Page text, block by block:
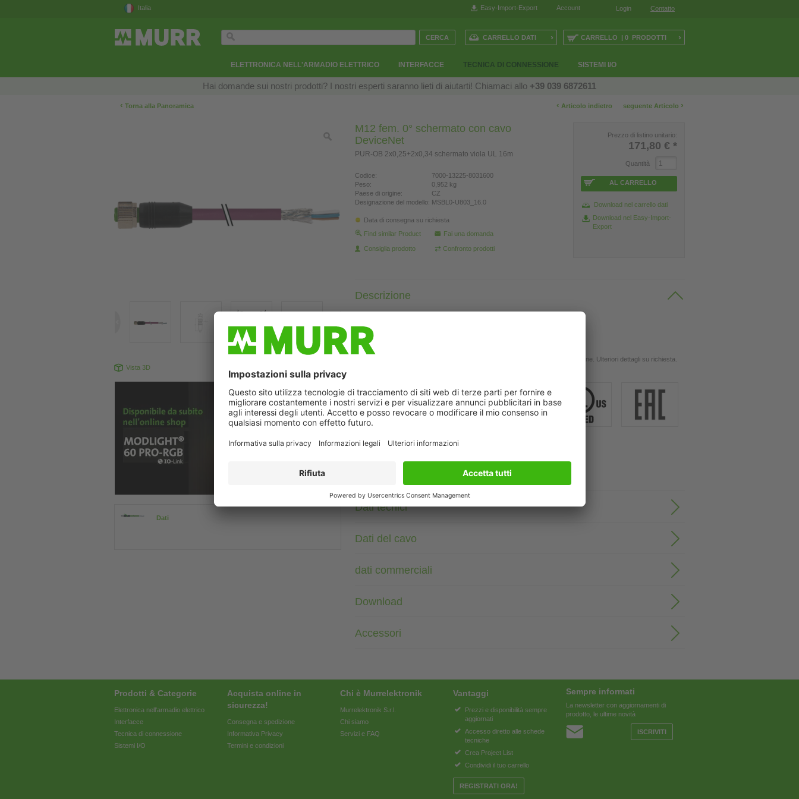
Italia Login Contatto
Account
Easy-Import-Export
ELETTRONICA NELL'ARMADIO ELETTRICO INTERFACCE TECNICA DI CONNESSIONE SISTEMI I/O
CARRELLO | 0 PRODOTTI ›
CARRELLO DATI ›
Hai domande sui nostri prodotti? I nostri esperti saranno lieti di aiutarti! Chiamaci allo +39 039 6872611
‹ Torna alla Panoramica seguente Articolo ›
‹ Articolo indietro
Vista 3D
Dati
M12 fem. 0° schermato con cavo
DeviceNet
PUR-OB 2x0,25+2x0,34 schermato viola UL 16m
Codice:
7000-13225-8031600
Peso:
0,952 kg
Paese di origine:
CZ
Designazione del modello: MSBL0-U803_16.0
Data di consegna su richiesta
Find similar Product
Fai una domanda
Consiglia prodotto Confronto prodotti
Prezzo di listino unitario:
171,80 € *
Quantità
AL CARRELLO
Download nel carrello dati
Download nel Easy-Import-
Export
Descrizione
M12, 5 poli
Il prodotto soddisfa i requisiti a norma UN/ECE R118
Custodie plastica con buona resistenza contro agenti chimici e oli
La resistenza agli agenti aggressivi deve essere testata per la singola applicazione. Ulteriori dettagli su richiesta.
Dati tecnici
Dati del cavo
dati commerciali
Download
Accessori
Prodotti & Categorie
Elettronica nell'armadio elettrico
Interfacce
Tecnica di connessione
Sistemi I/O
Acquista online in
sicurezza!
Consegna e spedizione
Informativa Privacy
Termini e condizioni
Chi è Murrelektronik
Murrelektronik S.r.l.
Chi siamo
Servizi e FAQ
Vantaggi
Prezzi e disponibilità sempre
aggiornati
Accesso diretto alle schede
tecniche
Crea Project List
Condividi il tuo carrello
REGISTRATI ORA!
Sempre informati
La newsletter con aggiornamenti di
prodotto, le ultime novità
ISCRIVITI